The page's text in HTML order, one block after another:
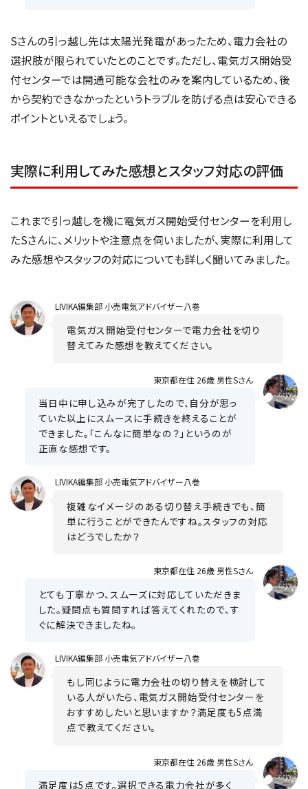
Sさんの引っ越し先は太陽光発電があったため、電力会社の
選択肢が限られていたとのことです。ただし、電気ガス開始受
付センターでは開通可能な会社のみを案内しているため、後
から契約できなかったというトラブルを防げる点は安心できる
ポイントといえるでしょう。
実際に利用してみた感想とスタッフ対応の評価
これまで引っ越しを機に電気ガス開始受付センターを利用し
たSさんに、メリットや注意点を伺いましたが、実際に利用して
みた感想やスタッフの対応についても詳しく聞いてみました。
LIVIKA編集部 小売電気アドバイザー八巻
電気ガス開始受付センターで電力会社を切り
替えてみた感想を教えてください。
東京都在住 26歳 男性Sさん
当日中に申し込みが完了したので、自分が思っ
ていた以上にスムースに手続きを終えることが
できました。「こんなに簡単なの？」というのが
正直な感想です。
LIVIKA編集部 小売電気アドバイザー八巻
複雑なイメージのある切り替え手続きでも、簡
単に行うことができたんですね。スタッフの対応
はどうでしたか？
東京都在住 26歳 男性Sさん
とても丁寧かつ、スムーズに対応していただきま
した。疑問点も質問すれば答えてくれたので、す
ぐに解決できましたね。
LIVIKA編集部 小売電気アドバイザー八巻
もし同じように電力会社の切り替えを検討して
いる人がいたら、電気ガス開始受付センターを
おすすめしたいと思いますか？満足度も5点満
点で教えてください。
東京都在住 26歳 男性Sさん
満足度は5点です。選択できる電力会社が多く